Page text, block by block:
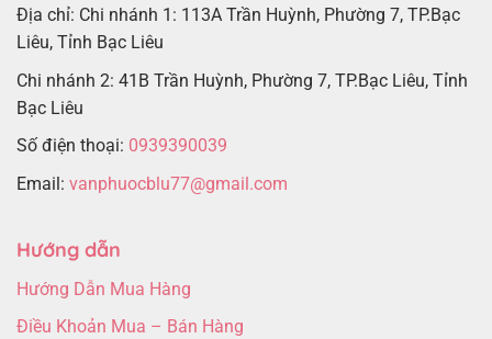
Địa chỉ: Chi nhánh 1: 113A Trần Huỳnh, Phường 7, TP.Bạc
Liêu, Tỉnh Bạc Liêu
Chi nhánh 2: 41B Trần Huỳnh, Phường 7, TP.Bạc Liêu, Tỉnh
Bạc Liêu
Số điện thoại: 0939390039
Email: vanphuocblu77@gmail.com
Hướng dẫn
Hướng Dẫn Mua Hàng
Điều Khoản Mua – Bán Hàng